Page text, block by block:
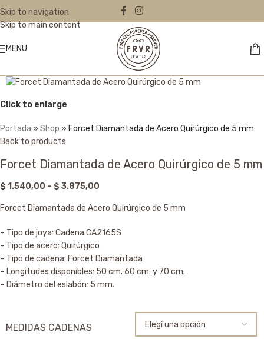
Skip to navigation
Skip to main content
MENU
Click to enlarge
Portada » Shop » Forcet Diamantada de Acero Quirúrgico de 5 mm
Back to products
Forcet Diamantada de Acero Quirúrgico de 5 mm
$ 1.540,00 – $ 3.875,00
Forcet Diamantada de Acero Quirúrgico de 5 mm
– Tipo de joya: Cadena CA2165S
– Tipo de acero: Quirúrgico
– Tipo de cadena: Forcet Diamantada
– Longitudes disponibles: 50 cm. 60 cm. y 70 cm.
– Diámetro del eslabón: 5 mm.
MEDIDAS CADENAS